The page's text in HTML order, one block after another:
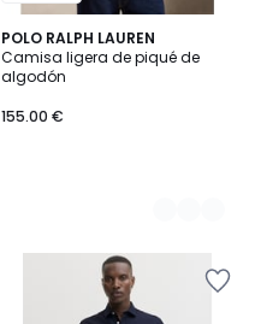
POLO RALPH LAUREN
Camisa ligera de piqué de
algodón
155.00 €
2
Colores